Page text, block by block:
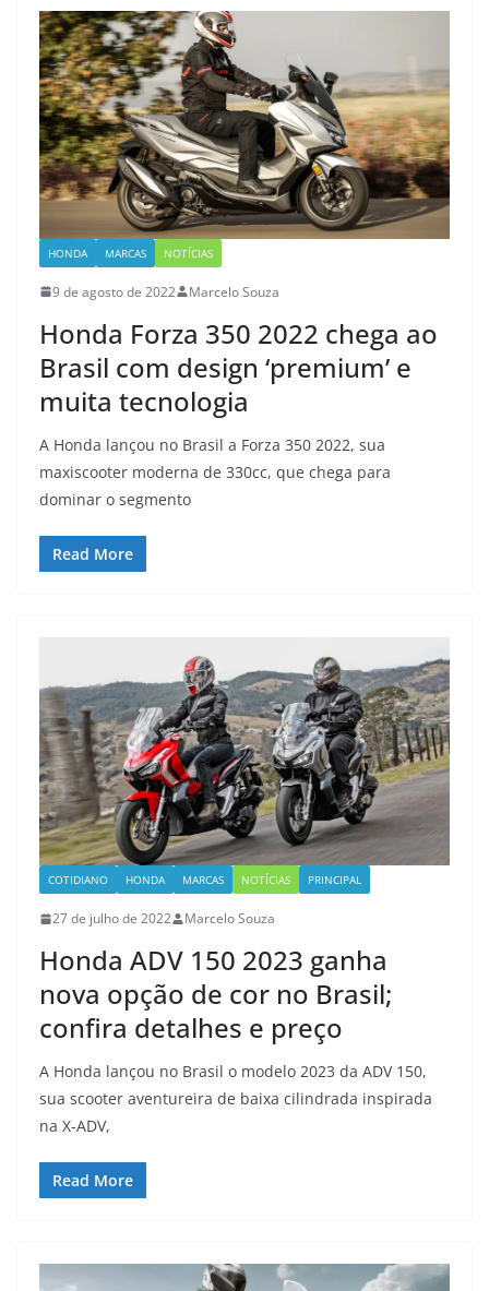
HONDA MARCAS NOTÍCIAS
9 de agosto de 2022 Marcelo Souza
Honda Forza 350 2022 chega ao
Brasil com design ‘premium’ e
muita tecnologia
A Honda lançou no Brasil a Forza 350 2022, sua
maxiscooter moderna de 330cc, que chega para
dominar o segmento
Read More
COTIDIANO HONDA MARCAS NOTÍCIAS PRINCIPAL
27 de julho de 2022 Marcelo Souza
Honda ADV 150 2023 ganha
nova opção de cor no Brasil;
confira detalhes e preço
A Honda lançou no Brasil o modelo 2023 da ADV 150,
sua scooter aventureira de baixa cilindrada inspirada
na X-ADV,
Read More